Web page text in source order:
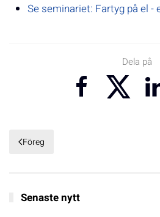
Se seminariet: Fartyg på el -
Dela på
Föreg
Senaste nytt